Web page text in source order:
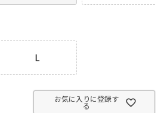
L
お気に入りに登録す
る